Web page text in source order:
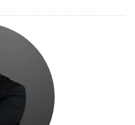
tiene expectativas
ser fascinante y
cómo puedes
efectividad.